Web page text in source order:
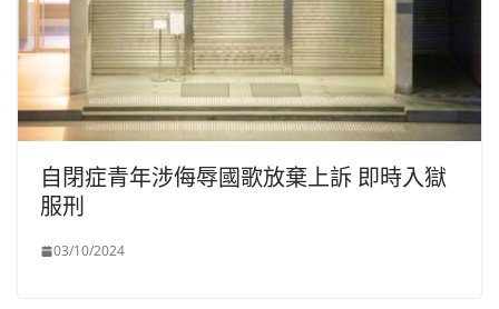
自閉症青年涉侮辱國歌放棄上訴 即時入獄
服刑
03/10/2024